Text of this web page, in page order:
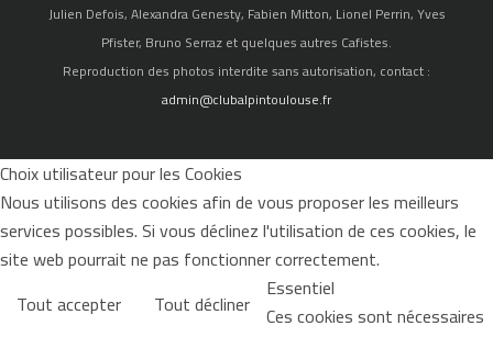
Julien Defois, Alexandra Genesty, Fabien Mitton, Lionel Perrin, Yves
Pfister, Bruno Serraz et quelques autres Cafistes.
Reproduction des photos interdite sans autorisation, contact :
admin@clubalpintoulouse.fr
Choix utilisateur pour les Cookies
Nous utilisons des cookies afin de vous proposer les meilleurs
services possibles. Si vous déclinez l'utilisation de ces cookies, le
site web pourrait ne pas fonctionner correctement.
Tout accepter
Tout décliner Essentiel
Ces cookies sont nécessaires